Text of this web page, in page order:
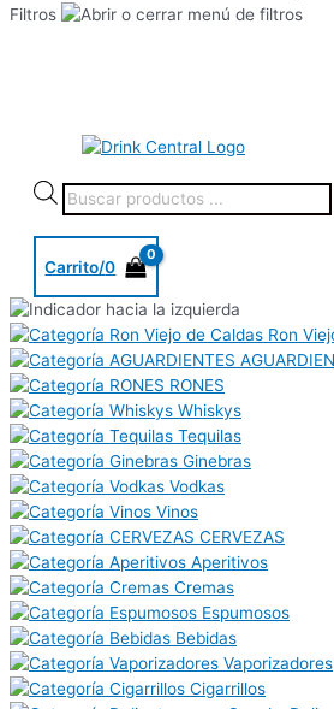
Filtros
Carrito/0
Ron
RONES
Whiskys
Tequilas
Ginebras
Vodkas
Vinos
CERVEZAS
Aperitivos
Cremas
Espumosos
Bebidas
Vaporizadores
Cigarrillos